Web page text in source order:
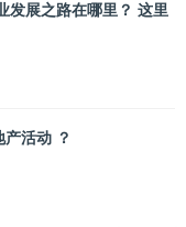
发展之路在哪里？ 这里
活动 ？